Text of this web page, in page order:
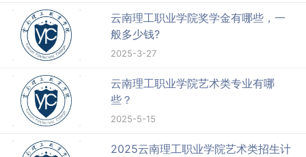
云南理工职业学院奖学金有哪些，一
般多少钱?
2025-3-27
云南理工职业学院艺术类专业有哪
些？
2025-5-15
2025云南理工职业学院艺术类招生计